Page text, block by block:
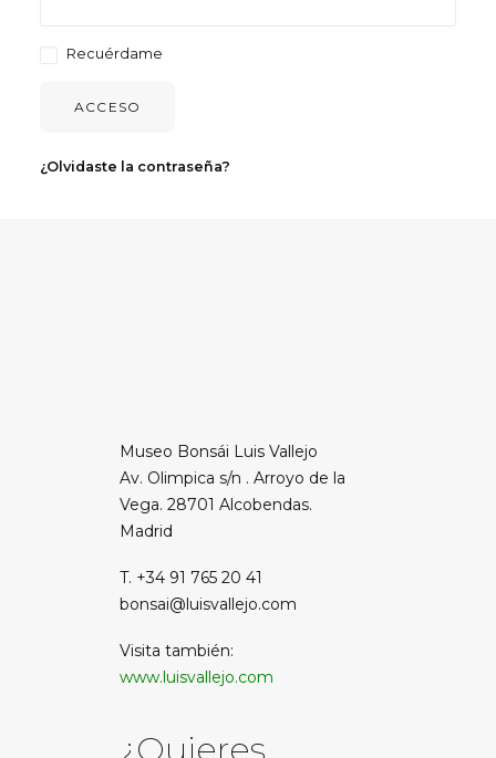
Recuérdame
ACCESO
¿Olvidaste la contraseña?
Museo Bonsái Luis Vallejo
Av. Olimpica s/n . Arroyo de la
Vega. 28701 Alcobendas.
Madrid
T. +34 91 765 20 41
bonsai@luisvallejo.com
Visita también:
www.luisvallejo.com
¿Quieres